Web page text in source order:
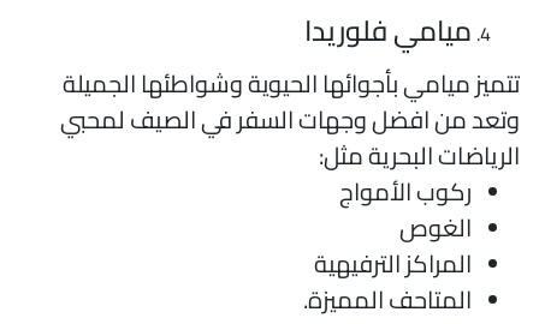
ميامي فلوريدا
ميامي بأجوائها الحيوية وشواطئها الجميلة
من افضل وجهات السفر في الصيف لمحبي
البحرية مثل:
ركوب الأمواج
الغوص
المراكز الترفيهية
المتاحف المميزة.